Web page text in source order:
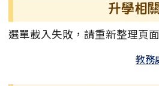
升學相
選單載入失敗，請重新整理頁面
教務